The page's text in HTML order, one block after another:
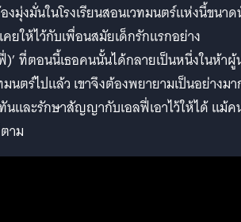
งมุ่งมั่นในโรงเรียนสอนเวทมนตร์แห่งนี้ขนา
ยให้ไว้กับเพื่อนสมัยเด็กรักแรกอย่าง
ฟี่)’ ที่ตอนนี้เธอคนนั้นได้กลายเป็นหนึ่งในห้าผู้
นตร์ไปแล้ว เขาจึงต้องพยายามเป็นอย่างม
นและรักษาสัญญากับเอลฟี่เอาไว้ให้ได้ แม้ค
าม